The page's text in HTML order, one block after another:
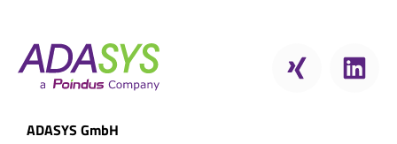
ADASYS GmbH